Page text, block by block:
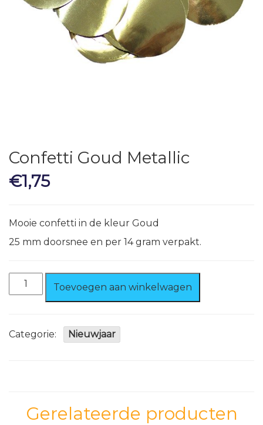
Confetti Goud Metallic
€1,75
Mooie confetti in de kleur Goud
25 mm doorsnee en per 14 gram verpakt.
Confetti
Toevoegen aan winkelwagen
Categorie: Nieuwjaar
Gerelateerde producten